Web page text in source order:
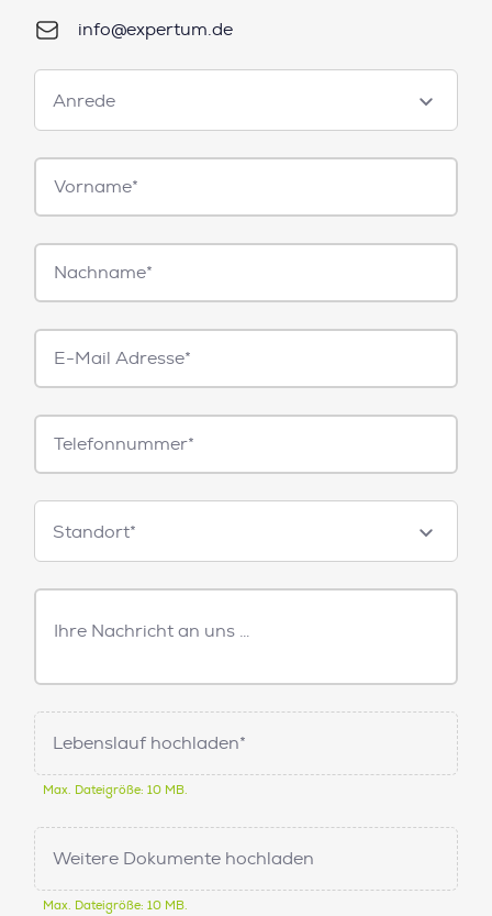
info@expertum.de
Anrede
Anrede
Vorname*
Nachname*
E-
Mail*
Telefonnummer
Standorte
Standort*
Freitext
Nachricht
Lebenslauf hochladen*
Max. Dateigröße: 10 MB.
Weitere Dokumente hochladen
Max. Dateigröße: 10 MB.